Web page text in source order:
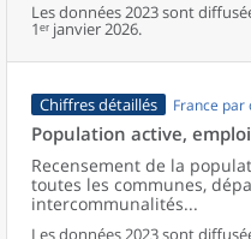
Les données 2023 sont
1ᵉʳ janvier 2026.
Chiffres détaillés France par
Population active,
Recensement de la
toutes les communes,
intercommunalités...
Les données 2023 sont